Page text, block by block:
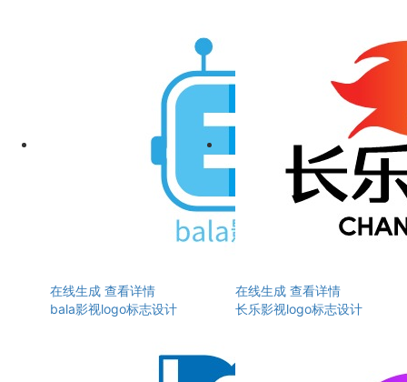
在线生成 查看详情
bala影视logo标志设计
在线生成 查看详情
长乐影视logo标志设计